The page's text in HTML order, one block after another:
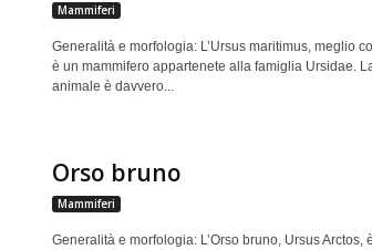
Mammiferi
Generalità e morfologia: L’Ursus maritimus, meglio
è un mammifero appartenete alla famiglia Ursidae.
animale è davvero...
Orso bruno
Mammiferi
Generalità e morfologia: L’Orso bruno, Ursus Arctos,